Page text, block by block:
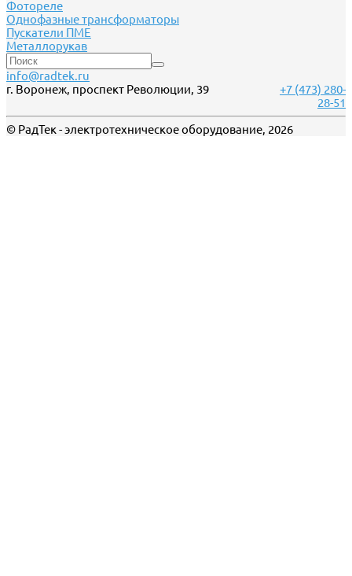
Фотореле
Однофазные трансформаторы
Пускатели ПМЕ
Металлорукав
info@radtek.ru
г. Воронеж, проспект Революции, 39
+7 (473) 280-
28-51
© РадТек - электротехническое оборудование, 2026